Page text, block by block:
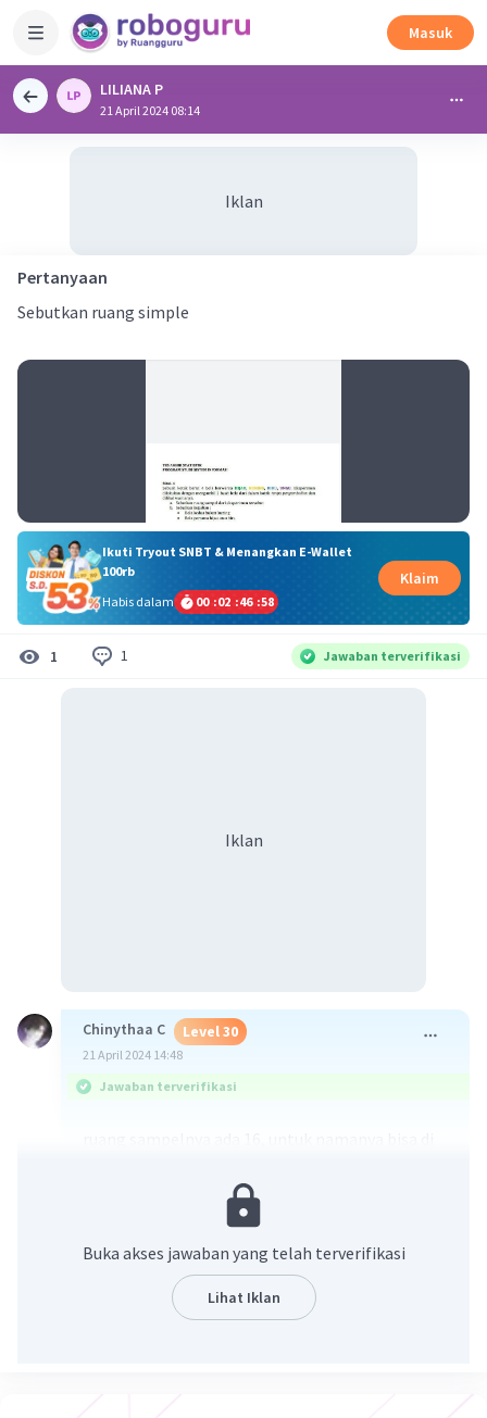
Masuk
LILIANA P
21 April 2024 08:14
Iklan
Pertanyaan
Sebutkan ruang simple
Ikuti Tryout SNBT & Menangkan E-Wallet
100rb
Habis dalam
00 :02 :46 :58
Klaim
1 1 Jawaban terverifikasi
Iklan
Chinythaa C Level 30
21 April 2024 14:48
Jawaban terverifikasi
Buka akses jawaban yang telah terverifikasi
Lihat Iklan